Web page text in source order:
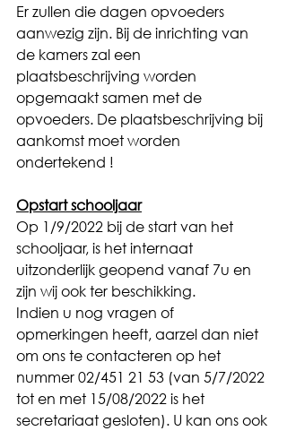
Er zullen die dagen opvoeders
aanwezig zijn. Bij de inrichting van
de kamers zal een
plaatsbeschrijving worden
opgemaakt samen met de
opvoeders. De plaatsbeschrijving bij
aankomst moet worden
ondertekend !
Opstart schooljaar
Op 1/9/2022 bij de start van het
schooljaar, is het internaat
uitzonderlijk geopend vanaf 7u en
zijn wij ook ter beschikking.
Indien u nog vragen of
opmerkingen heeft, aarzel dan niet
om ons te contacteren op het
nummer 02/451 21 53 (van 5/7/2022
tot en met 15/08/2022 is het
secretariaat gesloten). U kan ons ook